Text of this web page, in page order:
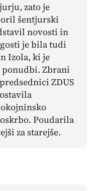
zato je
šentjurski
novosti in
je bila tudi
Izola, ki je
Zbrani
ZDUS
Poudarila
za starejše.